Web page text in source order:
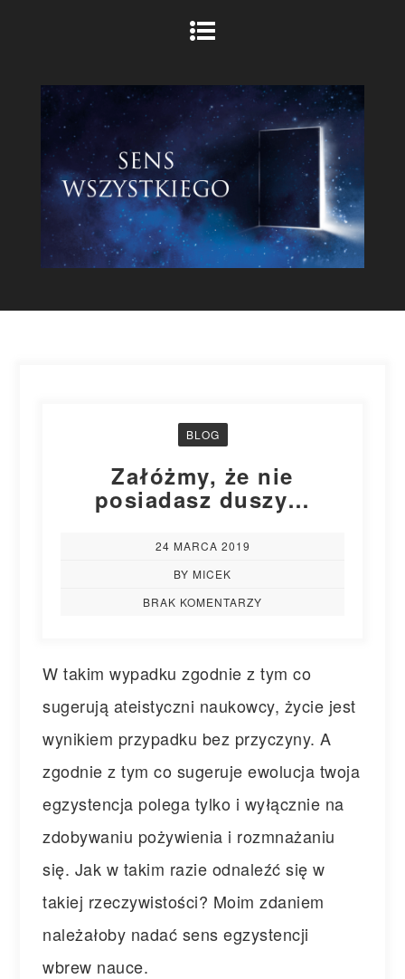
BLOG
Załóżmy, że nie
posiadasz duszy…
24 MARCA 2019
BY MICEK
BRAK KOMENTARZY
W takim wypadku zgodnie z tym co
sugerują ateistyczni naukowcy, życie jest
wynikiem przypadku bez przyczyny. A
zgodnie z tym co sugeruje ewolucja twoja
egzystencja polega tylko i wyłącznie na
zdobywaniu pożywienia i rozmnażaniu
się. Jak w takim razie odnaleźć się w
takiej rzeczywistości? Moim zdaniem
należałoby nadać sens egzystencji
wbrew nauce.